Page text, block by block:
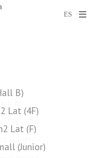
B)
Lat (4F)
Lat (F)
(Junior)